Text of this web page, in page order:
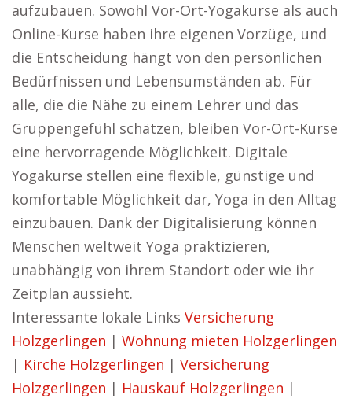
aufzubauen. Sowohl Vor-Ort-Yogakurse als auch
Online-Kurse haben ihre eigenen Vorzüge, und
die Entscheidung hängt von den persönlichen
Bedürfnissen und Lebensumständen ab. Für
alle, die die Nähe zu einem Lehrer und das
Gruppengefühl schätzen, bleiben Vor-Ort-Kurse
eine hervorragende Möglichkeit. Digitale
Yogakurse stellen eine flexible, günstige und
komfortable Möglichkeit dar, Yoga in den Alltag
einzubauen. Dank der Digitalisierung können
Menschen weltweit Yoga praktizieren,
unabhängig von ihrem Standort oder wie ihr
Zeitplan aussieht.
Interessante lokale Links Versicherung
Holzgerlingen | Wohnung mieten Holzgerlingen
| Kirche Holzgerlingen | Versicherung
Holzgerlingen | Hauskauf Holzgerlingen |